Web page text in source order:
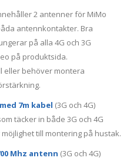
2 antenner för MiMo
antennkontakter. Bra
på alla 4G och 3G
på produktsida.
eller behöver montera
7m kabel (3G och 4G)
täcker in både 3G och 4G
till montering på hustak.
Mhz antenn (3G och 4G)